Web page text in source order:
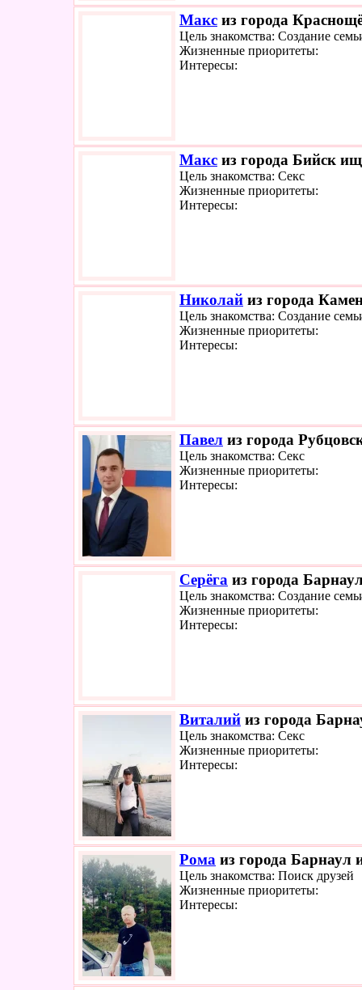
Макс из города
Цель знакомства: Создание
Жизненные приоритеты:
Интересы:
Макс из города Бийск
Цель знакомства: Секс
Жизненные приоритеты:
Интересы:
Николай из города
Цель знакомства: Создание
Жизненные приоритеты:
Интересы:
Павел из города
Цель знакомства: Секс
Жизненные приоритеты:
Интересы:
Серёга из города
Цель знакомства: Создание
Жизненные приоритеты:
Интересы:
Виталий из города
Цель знакомства: Секс
Жизненные приоритеты:
Интересы:
Рома из города Барнаул
Цель знакомства: Поиск друзей
Жизненные приоритеты:
Интересы: